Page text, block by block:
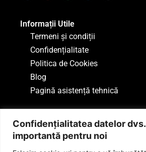
Confidențialitatea datelor
importantă pentru noi
Informații Utile
Termeni și condiții
Confidențialitate
Politica de Cookies
Blog
Pagină asistență tehnică